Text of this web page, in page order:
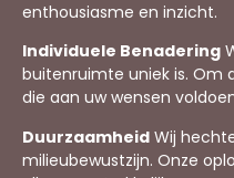
enthousiasme en inzicht.
Individuele Benadering
buitenruimte uniek is. Om
die aan uw wensen
Duurzaamheid Wij
milieubewustzijn. Onze